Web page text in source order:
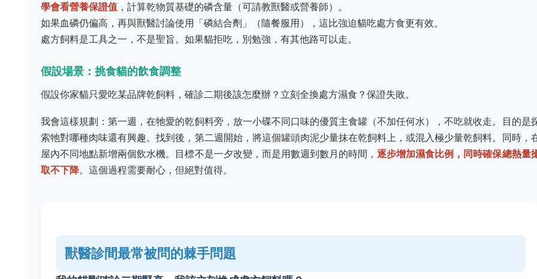
學會看營養保證值 ，計算乾物質基礎的磷含量（可請教獸醫或營養師）。
如果血磷仍偏高，再與獸醫討論使用「磷結合劑」（隨餐服用），這比強迫貓吃處方食更有效。
處方飼料是工具之一，不是聖旨。如果貓拒吃，別勉強，有其他路可以走。
假設場景：挑食貓的飲食調整
假設你家貓只愛吃某品牌乾飼料，確診二期後該怎麼辦？立刻全換處方濕食？保證失敗。
我會這樣規劃：第一週，在牠愛的乾飼料旁，放一小碟不同口味的優質主食罐（不加任何水），不吃就收走。目的是
索牠對哪種肉味還有興趣。找到後，第二週開始，將這個罐頭肉泥少量抹在乾飼料上，或混入極少量乾飼料。同時，
屋內不同地點新增兩個飲水機。目標不是一夕改變，而是用數週到數月的時間，逐步增加濕食比例，同時確保總熱量
取不下降。這個過程需要耐心，但絕對值得。
獸醫診間最常被問的棘手問題